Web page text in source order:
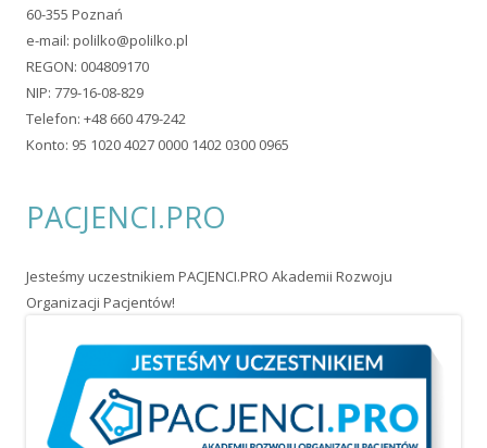
60-355 Poznań
e-mail: polilko@polilko.pl
REGON: 004809170
NIP: 779-16-08-829
Telefon: +48 660 479-242
Konto: 95 1020 4027 0000 1402 0300 0965
PACJENCI.PRO
Jesteśmy uczestnikiem PACJENCI.PRO Akademii Rozwoju
Organizacji Pacjentów!